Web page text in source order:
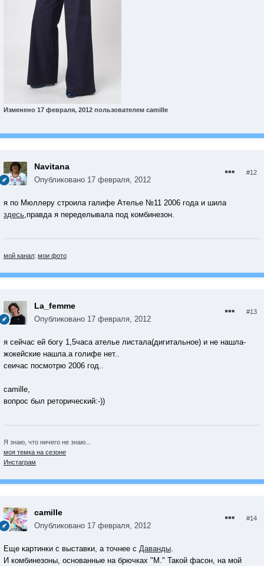
Изменено 17 февраля, 2012 пользователем camille
Navitana
Опубликовано 17 февраля, 2012
#12
я по Мюллеру строила галифе Ателье №11 2006 года и шила
здесь,правда я переделывала под комбинезон.
мой канал; мои фото
La_femme
Опубликовано 17 февраля, 2012
#13
я сейчас ей богу 1,5часа ателье листала(дигитальное) и не нашла-
жокейские нашла.а голифе нет..
сеичас посмотрю 2006 год..
camille,
вопрос был реторический:-))
Я знаю, что ничего не знаю...
моя темка на сезоне
Инстаграм
camille
Опубликовано 17 февраля, 2012
#14
Еще картинки с выставки, a точнее с Даванды.
И комбинезоны, основанные на брючках "М." Такой фасон, на мой